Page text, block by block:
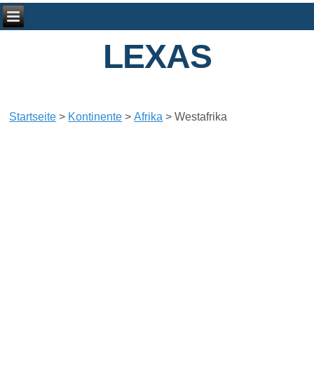
LEXAS
Startseite > Kontinente >Afrika >Westafrika